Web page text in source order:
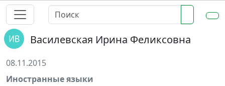
Василевская Ирина Феликсовна
08.11.2015
Иностранные языки